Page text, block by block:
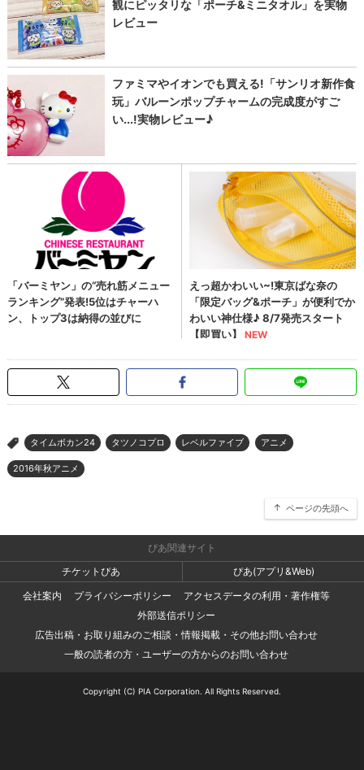
> タイムボカン24 タツノコプロ レベルファイブ アニメ
2016年秋アニメ
ページの先頭へ
ぴあ関連サイト
チケットぴあ
ぴあ(アプリ&Web)
会社案内
プライバシーポリシー
アクセスデータの利用・著作権等
外部送信ポリシー
広告出稿・お取り組みのご相談・情報掲載・その他お問い合わせ
一般の読者の方・ユーザーの方からのお問い合わせ
Copyright (C) PIA Corporation. All Rights Reserved.